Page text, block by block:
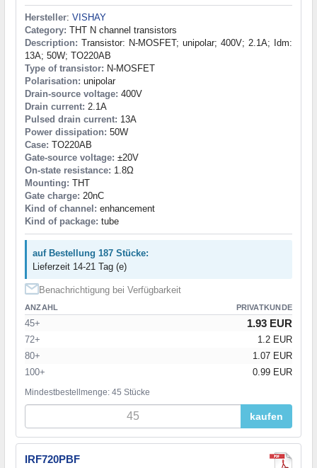
Hersteller: VISHAY
Category: THT N channel transistors
Description: Transistor: N-MOSFET; unipolar; 400V; 2.1A; Idm:
13A; 50W; TO220AB
Type of transistor: N-MOSFET
Polarisation: unipolar
Drain-source voltage: 400V
Drain current: 2.1A
Pulsed drain current: 13A
Power dissipation: 50W
Case: TO220AB
Gate-source voltage: ±20V
On-state resistance: 1.8Ω
Mounting: THT
Gate charge: 20nC
Kind of channel: enhancement
Kind of package: tube
auf Bestellung 187 Stücke:
Lieferzeit 14-21 Tag (e)
Benachrichtigung bei Verfügbarkeit
ANZAHL PRIVATKUNDE
45+ 1.93 EUR
72+
1.2 EUR
80+
1.07 EUR
100+
0.99 EUR
Mindestbestellmenge: 45 Stücke
kaufen
IRF720PBF